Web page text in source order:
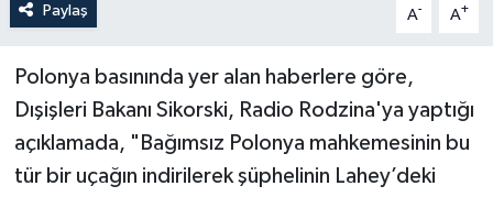
Paylaş A- A+
Polonya basınında yer alan haberlere göre,
Dışişleri Bakanı Sikorski, Radio Rodzina'ya yaptığı
açıklamada, "Bağımsız Polonya mahkemesinin bu
tür bir uçağın indirilerek şüphelinin Lahey’deki